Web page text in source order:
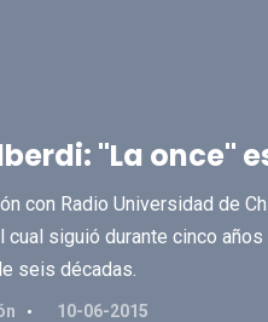
"La once"
con Radio Universidad de
cual siguió durante cinco
seis décadas.
10-06-2015